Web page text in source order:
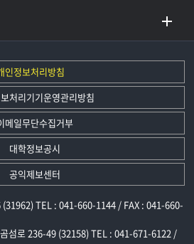
인정보처리방침
처리기기운영관리방침
메일무단수집거부
대학정보공시
공익제보센터
(31962) TEL : 041-660-1144 / FAX : 041-660-
섬로 236-49 (32158) TEL : 041-671-6122 /